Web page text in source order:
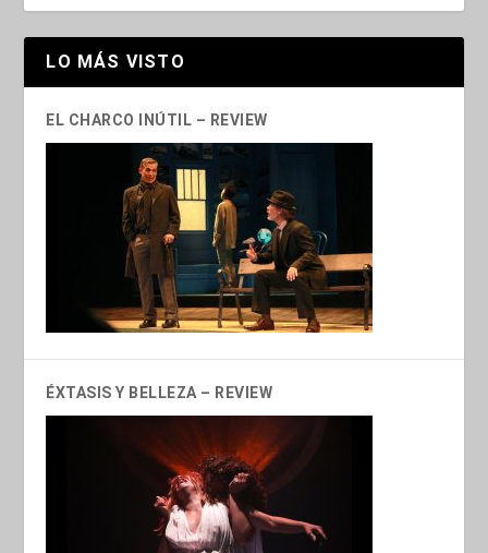
LO MÁS VISTO
EL CHARCO INÚTIL – REVIEW
ÉXTASIS Y BELLEZA – REVIEW